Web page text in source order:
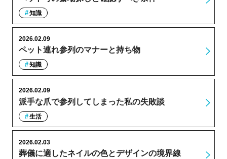
知識
ペット連れ参列のマナーと持ち物
2026.02.09
知識
派手な爪で参列してしまった私の失敗談
2026.02.09
生活
葬儀に適したネイルの色とデザインの境界線
2026.02.03